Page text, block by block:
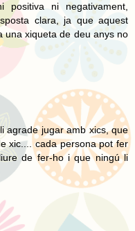
ni negativament,
clara, ja que aquest
una xiqueta de deu anys no
agrade jugar amb xics, que
xic.... cada persona pot fer
de fer-ho i que ningú li